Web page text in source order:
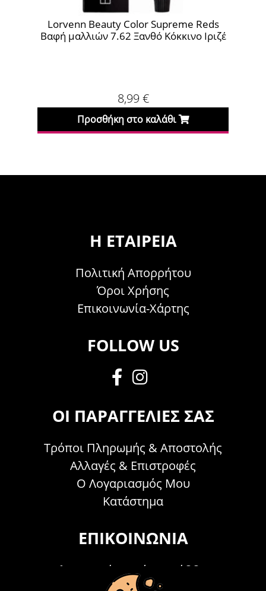
Supreme Reds
Ξανθό Κόκκινο Ιριζέ
Lorvenn Beauty Color
Βαφή μαλλιών 1000
Προσθήκη στο καλάθι
Η ΕΤΑΙΡΕΊΑ
Πολιτική Απορρήτου
Όροι Χρήσης
Επικοινωνία-Χάρτης
FOLLOW US
ΟΙ ΠΑΡΑΓΓΕΛΊΕΣ ΣΑΣ
Τρόποι Πληρωμής & Αποστολής
Αλλαγές & Επιστροφές
Ο Λογαριασμός Μου
Κατάστημα
ΕΠΙΚΟΙΝΩΝΊΑ
Τηλεφωνικά Δευτέρα - Σάββατο
09:00 - 15:00